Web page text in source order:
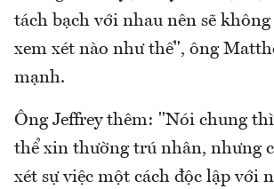
tách bạch với nhau nên sẽ không
xem xét nào như thế", ông
mạnh.
Ông Jeffrey thêm: "Nói chung
thể xin thường trú nhân, nhưng
xét sự việc một cách độc lập với